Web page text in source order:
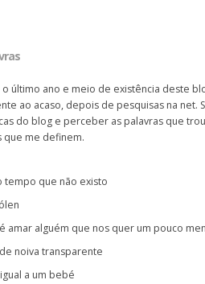
o último ano e meio de existência deste
ao acaso, depois de pesquisas na net.
do blog e perceber as palavras que
que me definem.
tempo que não existo
amar alguém que nos quer um pouco
noiva transparente
a um bebé